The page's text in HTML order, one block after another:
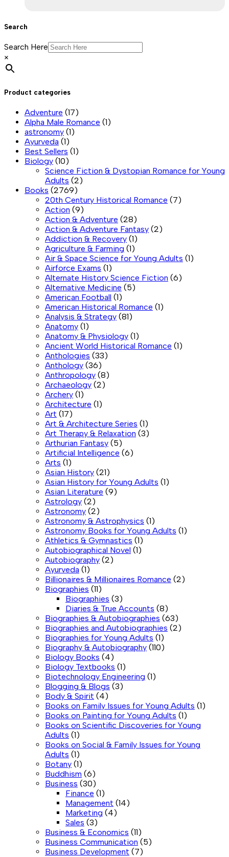
Search
Search Here
×
Product categories
Adventure (17)
Alpha Male Romance (1)
astronomy (1)
Ayurveda (1)
Best Sellers (1)
Biology (10)
Science Fiction & Dystopian Romance for Young
Adults (2)
Books (2769)
20th Century Historical Romance (7)
Action (9)
Action & Adventure (28)
Action & Adventure Fantasy (2)
Addiction & Recovery (1)
Agriculture & Farming (1)
Air & Space Science for Young Adults (1)
Airforce Exams (1)
Alternate History Science Fiction (6)
Alternative Medicine (5)
American Football (1)
American Historical Romance (1)
Analysis & Strategy (81)
Anatomy (1)
Anatomy & Physiology (1)
Ancient World Historical Romance (1)
Anthologies (33)
Anthology (36)
Anthropology (8)
Archaeology (2)
Archery (1)
Architecture (1)
Art (17)
Art & Architecture Series (1)
Art Therapy & Relaxation (3)
Arthurian Fantasy (5)
Artificial Intelligence (6)
Arts (1)
Asian History (21)
Asian History for Young Adults (1)
Asian Literature (9)
Astrology (2)
Astronomy (2)
Astronomy & Astrophysics (1)
Astronomy Books for Young Adults (1)
Athletics & Gymnastics (1)
Autobiographical Novel (1)
Autobiography (2)
Ayurveda (1)
Billionaires & Millionaires Romance (2)
Biographies (11)
Biographies (3)
Diaries & True Accounts (8)
Biographies & Autobiographies (63)
Biographies and Autobiographies (2)
Biographies for Young Adults (1)
Biography & Autobiography (110)
Biology Books (4)
Biology Textbooks (1)
Biotechnology Engineering (1)
Blogging & Blogs (3)
Body & Spirit (4)
Books on Family Issues for Young Adults (1)
Books on Painting for Young Adults (1)
Books on Scientific Discoveries for Young
Adults (1)
Books on Social & Family Issues for Young
Adults (1)
Botany (1)
Buddhism (6)
Business (30)
Finance (1)
Management (14)
Marketing (4)
Sales (3)
Business & Economics (11)
Business Communication (5)
Business Development (7)